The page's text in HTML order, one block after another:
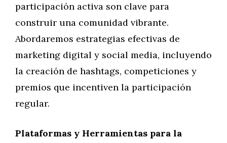
participación activa son clave para
construir una comunidad vibrante.
Abordaremos estrategias efectivas de
marketing digital y social media, incluyendo
la creación de hashtags, competiciones y
premios que incentiven la participación
regular.
Plataformas y Herramientas para la